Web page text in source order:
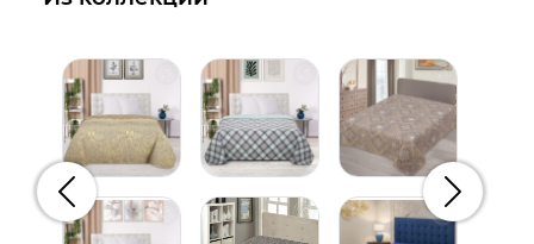
Предыдущий